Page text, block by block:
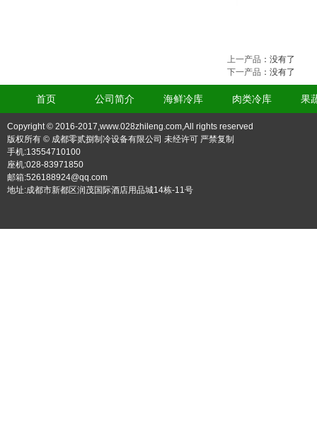
上一产品 ：没有了
下一产品 ：没有了
首页 公司简介 海鲜冷库 肉类冷库 果
Copyright © 2016-2017,www.028zhileng.com,All rights reserved
版权所有 © 成都零贰捌制冷设备有限公司 未经许可 严禁复制
手机:13554710100
座机:028-83971850
邮箱:526188924@qq.com
地址:成都市新都区润茂国际酒店用品城14栋-11号